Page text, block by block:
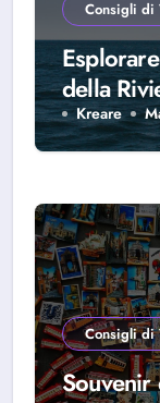
Consigli di
della
Kreare
Consigli di
Souvenir